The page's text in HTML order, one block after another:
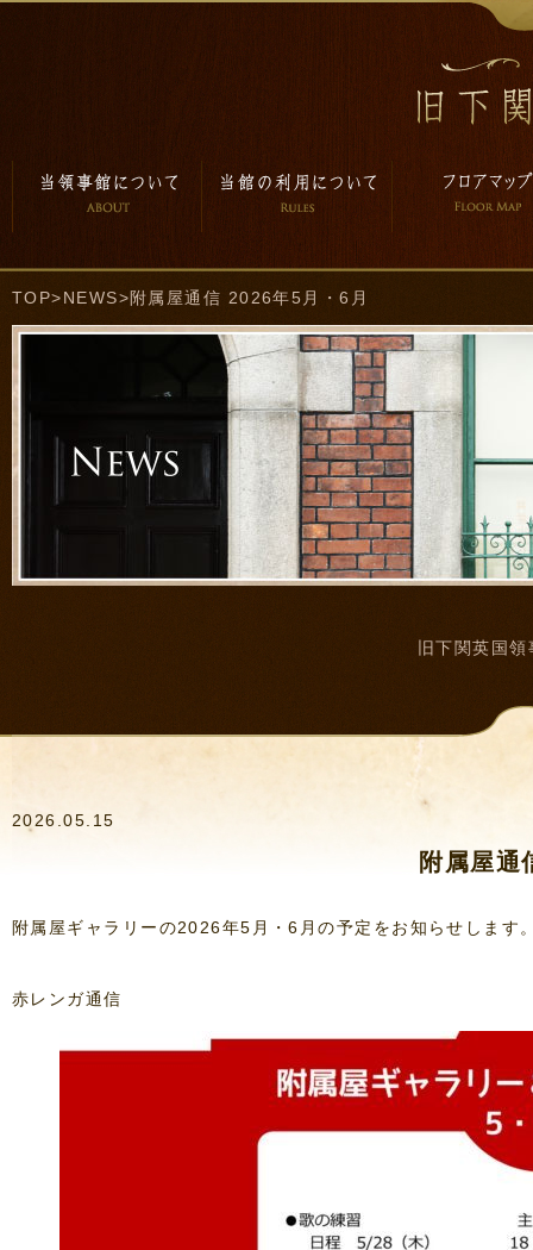
TOP>NEWS>附属屋通信 2026年5月・6月
旧下関英国
2026.05.15
附属屋通
附属屋ギャラリーの2026年5月・6月の予定をお知らせします
赤レンガ通信